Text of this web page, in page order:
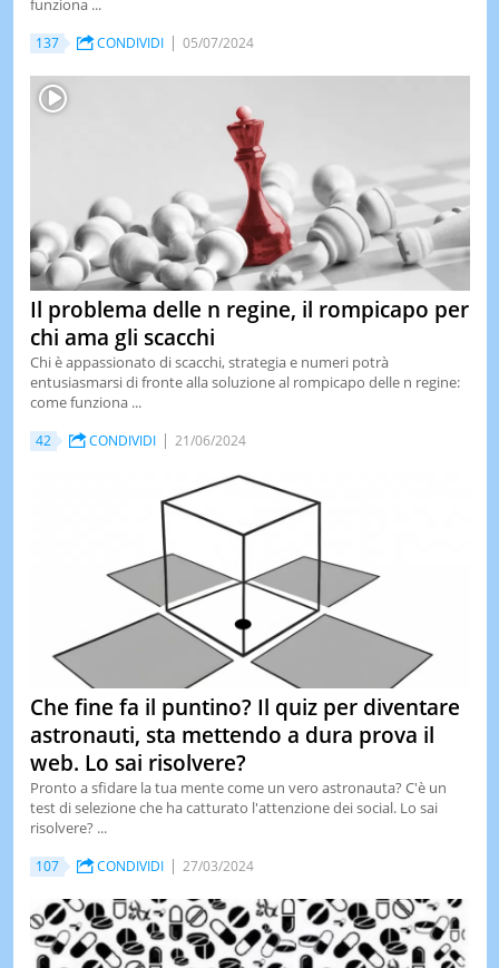
IERI
funziona ...
137 CONDIVIDI 05/07/2024
Il problema delle n regine, il rompicapo per
chi ama gli scacchi
Chi è appassionato di scacchi, strategia e numeri potrà
entusiasmarsi di fronte alla soluzione al rompicapo delle n regine:
come funziona ...
42 CONDIVIDI 21/06/2024
Che fine fa il puntino? Il quiz per diventare
astronauti, sta mettendo a dura prova il
web. Lo sai risolvere?
Pronto a sfidare la tua mente come un vero astronauta? C'è un
test di selezione che ha catturato l'attenzione dei social. Lo sai
risolvere? ...
107 CONDIVIDI 27/03/2024